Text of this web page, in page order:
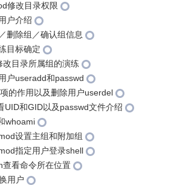
修改目录权限
户介绍
删除组／确认组信息
目标确定
目录所属组的演练
户useradd和passwd
的作用以及删除用户userdel
UID和GID以及passwd文件介绍
whoami
设置主组和附加组
指定用户登录shell
看命令所在位置
用户